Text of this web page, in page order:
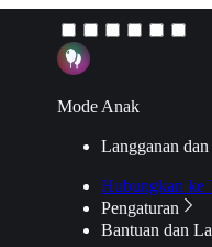
Mode Anak
Langganan
Hubungkan ke
Pengaturan
Bantuan dan